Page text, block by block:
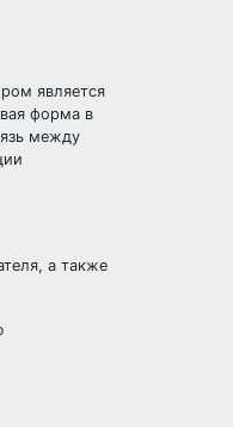
является
форма в
между
а также